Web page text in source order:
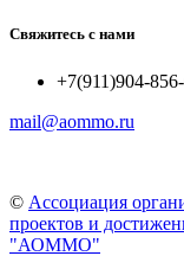
Свяжитесь с нами
+7(911)904-
mail@aommo.ru
© Ассоциация
проектов и
"АОММО"